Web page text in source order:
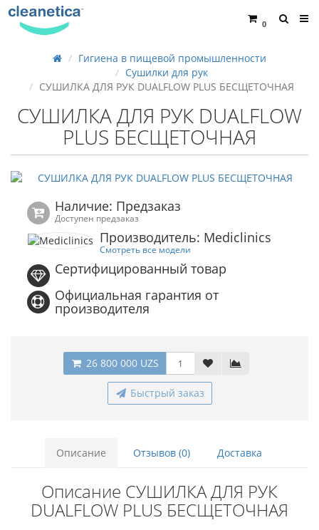
0
Гигиена в пищевой промышленности
Сушилки для рук
СУШИЛКА ДЛЯ РУК DUALFLOW PLUS БЕСЩЕТОЧНАЯ
СУШИЛКА ДЛЯ РУК DUALFLOW
PLUS БЕСЩЕТОЧНАЯ
Наличие: Предзаказ
Доступен предзаказ
Производитель: Mediclinics
Смотреть все модели
Сертифицированный товар
Официальная гарантия от
производителя
26 800 000 UZS
Быстрый заказ
Описание Отзывов (0) Доставка
Описание СУШИЛКА ДЛЯ РУК
DUALFLOW PLUS БЕСЩЕТОЧНАЯ